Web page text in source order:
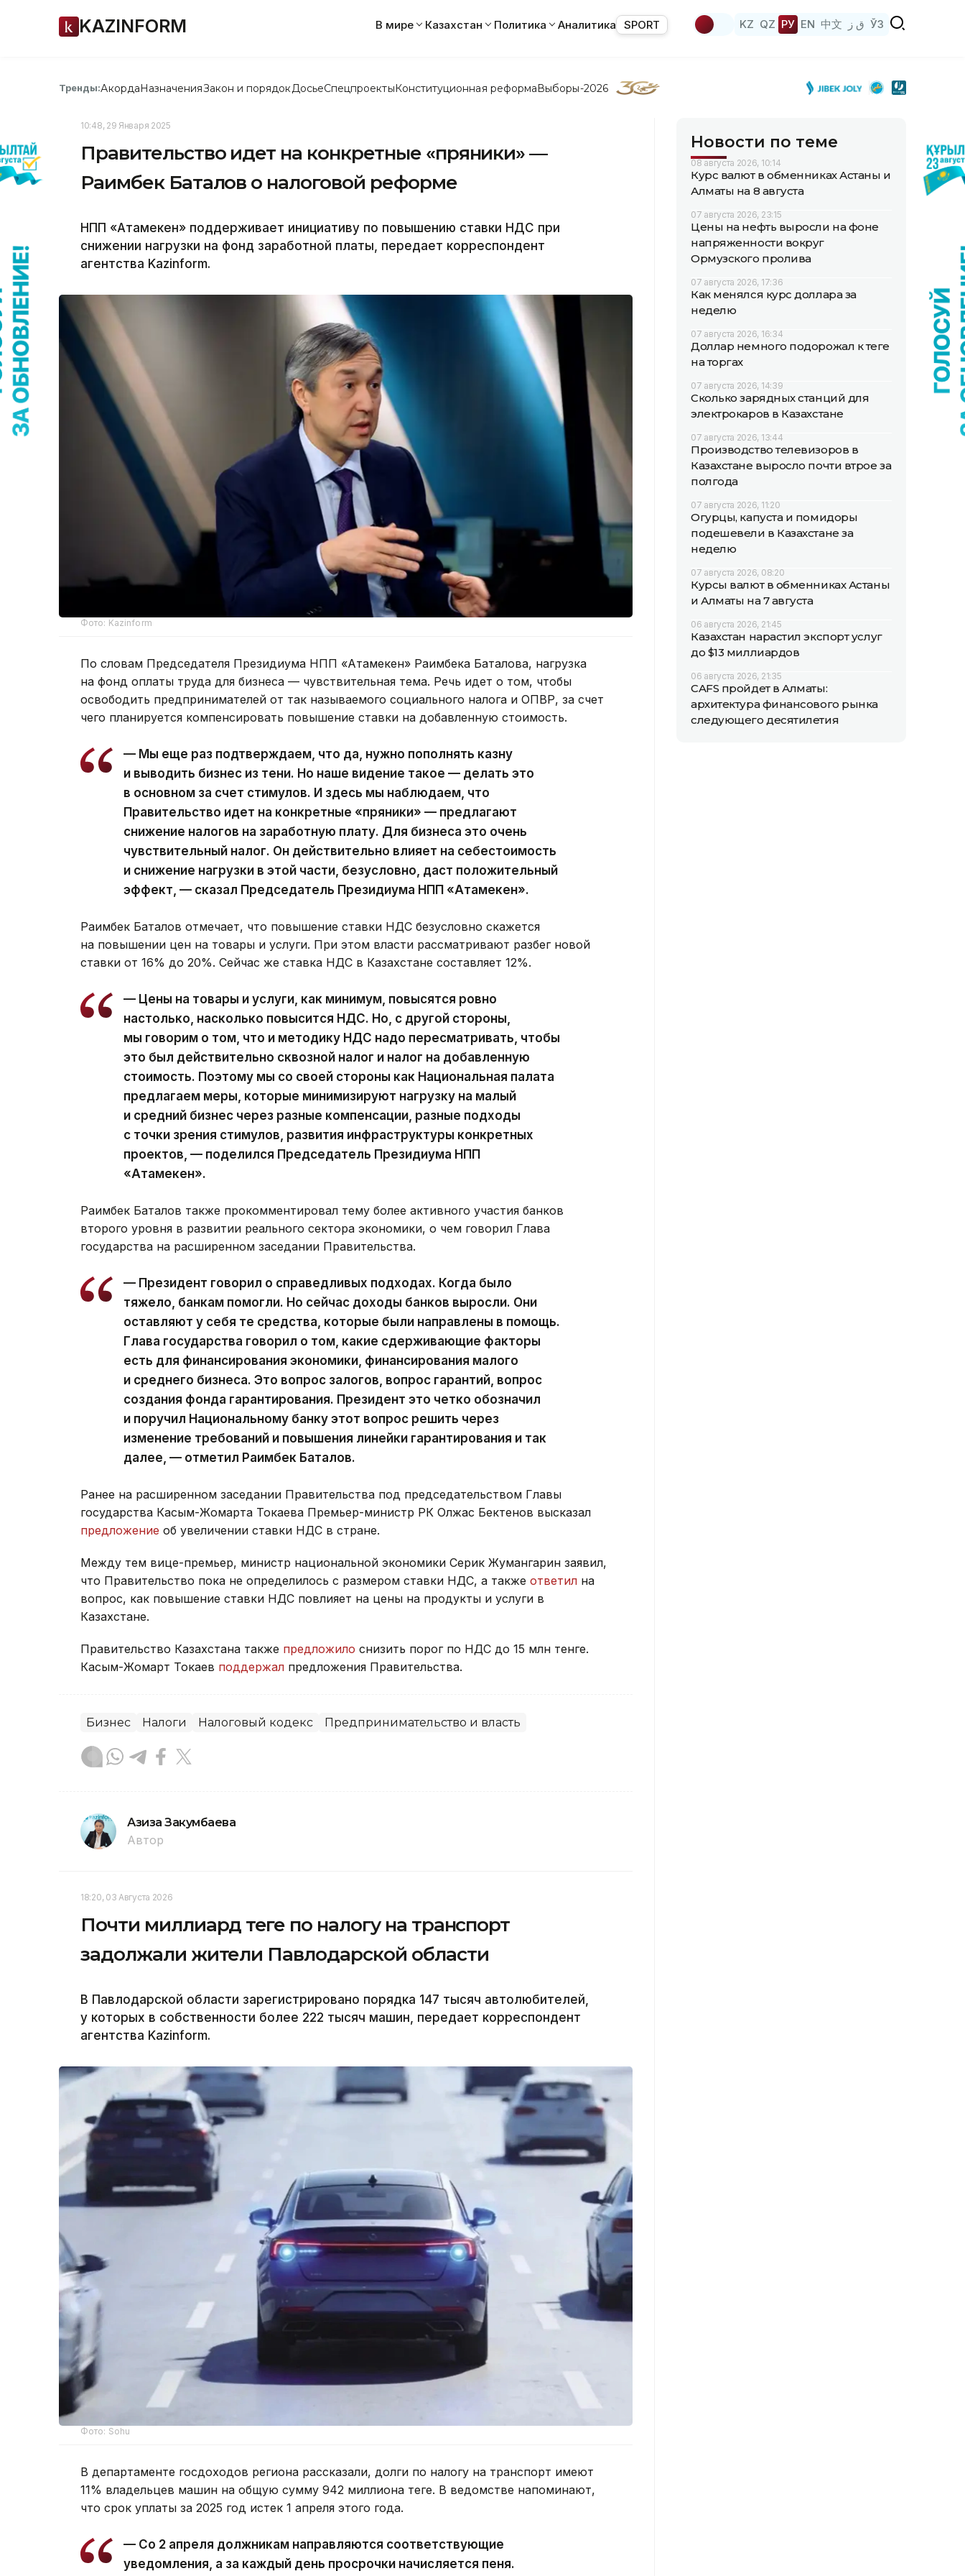
KAZINFORM В мире Казахстан Политика Аналитика SPORT KZ QZ РУ EN 中文 ق ز ЎЗ
Тренды:АкордаНазначенияЗакон и порядок ДосьеСпецпроектыКонституционная реформаВыборы-2026
10:48, 29 Января 2025
Правительство идет на конкретные «пряники» —
Раимбек Баталов о налоговой реформе
НПП «Атамекен» поддерживает инициативу по повышению ставки НДС при
снижении нагрузки на фонд заработной платы, передает корреспондент
агентства Kazinform.
Фото: Kazinform
По словам Председателя Президиума НПП «Атамекен» Раимбека Баталова, нагрузка
на фонд оплаты труда для бизнеса — чувствительная тема. Речь идет о том, чтобы
освободить предпринимателей от так называемого социального налога и ОПВР, за счет
чего планируется компенсировать повышение ставки на добавленную стоимость.
— Мы еще раз подтверждаем, что да, нужно пополнять казну
и выводить бизнес из тени. Но наше видение такое — делать это
в основном за счет стимулов. И здесь мы наблюдаем, что
Правительство идет на конкретные «пряники» — предлагают
снижение налогов на заработную плату. Для бизнеса это очень
чувствительный налог. Он действительно влияет на себестоимость
и снижение нагрузки в этой части, безусловно, даст положительный
эффект, — сказал Председатель Президиума НПП «Атамекен».
Раимбек Баталов отмечает, что повышение ставки НДС безусловно скажется
на повышении цен на товары и услуги. При этом власти рассматривают разбег новой
ставки от 16% до 20%. Сейчас же ставка НДС в Казахстане составляет 12%.
— Цены на товары и услуги, как минимум, повысятся ровно
настолько, насколько повысится НДС. Но, с другой стороны,
мы говорим о том, что и методику НДС надо пересматривать, чтобы
это был действительно сквозной налог и налог на добавленную
стоимость. Поэтому мы со своей стороны как Национальная палата
предлагаем меры, которые минимизируют нагрузку на малый
и средний бизнес через разные компенсации, разные подходы
с точки зрения стимулов, развития инфраструктуры конкретных
проектов, — поделился Председатель Президиума НПП
«Атамекен».
Раимбек Баталов также прокомментировал тему более активного участия банков
второго уровня в развитии реального сектора экономики, о чем говорил Глава
государства на расширенном заседании Правительства.
— Президент говорил о справедливых подходах. Когда было
тяжело, банкам помогли. Но сейчас доходы банков выросли. Они
оставляют у себя те средства, которые были направлены в помощь.
Глава государства говорил о том, какие сдерживающие факторы
есть для финансирования экономики, финансирования малого
и среднего бизнеса. Это вопрос залогов, вопрос гарантий, вопрос
создания фонда гарантирования. Президент это четко обозначил
и поручил Национальному банку этот вопрос решить через
изменение требований и повышения линейки гарантирования и так
далее, — отметил Раимбек Баталов.
Ранее на расширенном заседании Правительства под председательством Главы
государства Касым-Жомарта Токаева Премьер-министр РК Олжас Бектенов высказал
предложение об увеличении ставки НДС в стране.
Между тем вице-премьер, министр национальной экономики Серик Жумангарин заявил,
что Правительство пока не определилось с размером ставки НДС, а также ответил на
вопрос, как повышение ставки НДС повлияет на цены на продукты и услуги в
Казахстане.
Правительство Казахстана также предложило снизить порог по НДС до 15 млн тенге.
Касым-Жомарт Токаев поддержал предложения Правительства.
Бизнес Налоги Налоговый кодекс Предпринимательство и власть
Азиза Закумбаева
Автор
18:20, 03 Августа 2026
Почти миллиард теңге по налогу на транспорт
задолжали жители Павлодарской области
В Павлодарской области зарегистрировано порядка 147 тысяч автолюбителей,
у которых в собственности более 222 тысяч машин, передает корреспондент
агентства Kazinform.
Фото: Sohu
В департаменте госдоходов региона рассказали, долги по налогу на транспорт имеют
11% владельцев машин на общую сумму 942 миллиона теңге. В ведомстве напоминают,
что срок уплаты за 2025 год истек 1 апреля этого года.
— Со 2 апреля должникам направляются соответствующие
уведомления, а за каждый день просрочки начисляется пеня.
Новости по теме
08 августа 2026, 10:14
Курс валют в обменниках Астаны и
Алматы на 8 августа
07 августа 2026, 23:15
Цены на нефть выросли на фоне
напряженности вокруг
Ормузского пролива
07 августа 2026, 17:36
Как менялся курс доллара за
неделю
07 августа 2026, 16:34
Доллар немного подорожал к теңге
на торгах
07 августа 2026, 14:39
Сколько зарядных станций для
электрокаров в Казахстане
07 августа 2026, 13:44
Производство телевизоров в
Казахстане выросло почти втрое за
полгода
07 августа 2026, 11:20
Огурцы, капуста и помидоры
подешевели в Казахстане за
неделю
07 августа 2026, 08:20
Курсы валют в обменниках Астаны
и Алматы на 7 августа
06 августа 2026, 21:45
Казахстан нарастил экспорт услуг
до $13 миллиардов
06 августа 2026, 21:35
CAFS пройдет в Алматы:
архитектура финансового рынка
следующего десятилетия